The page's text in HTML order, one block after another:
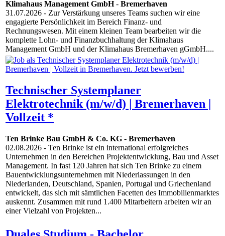
Klimahaus Management GmbH- Bremerhaven
31.07.2026 - Zur Verstärkung unseres Teams suchen wir eine
engagierte Persönlichkeit im Bereich Finanz- und
Rechnungswesen. Mit einem kleinen Team bearbeiten wir die
komplette Lohn- und Finanzbuchhaltung der Klimahaus
Management GmbH und der Klimahaus Bremerhaven gGmbH....
Technischer Systemplaner
Elektrotechnik (m/w/d) | Bremerhaven |
Vollzeit *
Ten Brinke Bau GmbH & Co. KG - Bremerhaven
02.08.2026 - Ten Brinke ist ein international erfolgreiches
Unternehmen in den Bereichen Projektentwicklung, Bau und Asset
Management. In fast 120 Jahren hat sich Ten Brinke zu einem
Bauentwicklungsunternehmen mit Niederlassungen in den
Niederlanden, Deutschland, Spanien, Portugal und Griechenland
entwickelt, das sich mit sämtlichen Facetten des Immobilienmarktes
auskennt. Zusammen mit rund 1.400 Mitarbeitern arbeiten wir an
einer Vielzahl von Projekten...